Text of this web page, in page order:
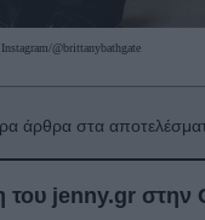
Instagram/@brittanybathgate
άρθρα στα
του jenny.gr στην